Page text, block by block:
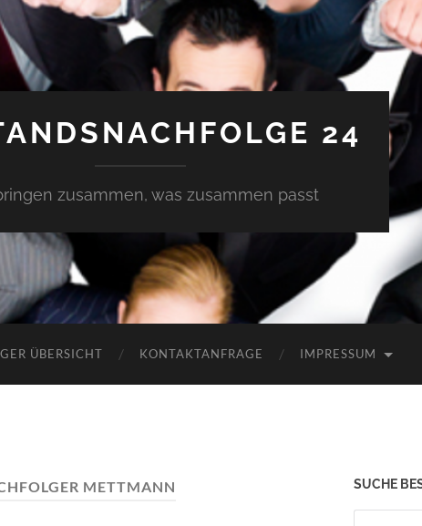
24
zusammen, was zusammen passt
ÜBERSICHT KONTAKTANFRAGE IMPRESSUM
METTMANN SUCHE